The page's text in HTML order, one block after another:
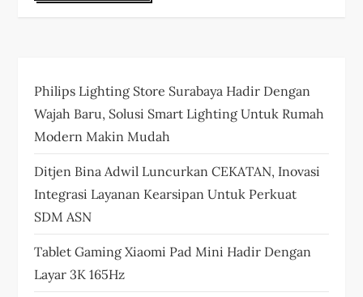
Philips Lighting Store Surabaya Hadir Dengan
Wajah Baru, Solusi Smart Lighting Untuk Rumah
Modern Makin Mudah
Ditjen Bina Adwil Luncurkan CEKATAN, Inovasi
Integrasi Layanan Kearsipan Untuk Perkuat
SDM ASN
Tablet Gaming Xiaomi Pad Mini Hadir Dengan
Layar 3K 165Hz